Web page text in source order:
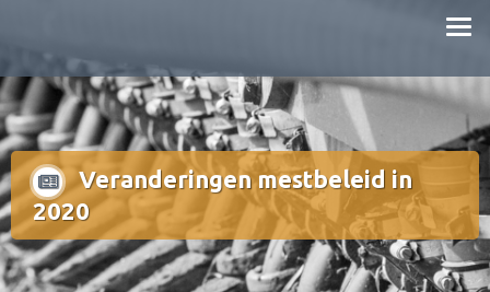
inhoud
Veranderingen mestbeleid in
2020